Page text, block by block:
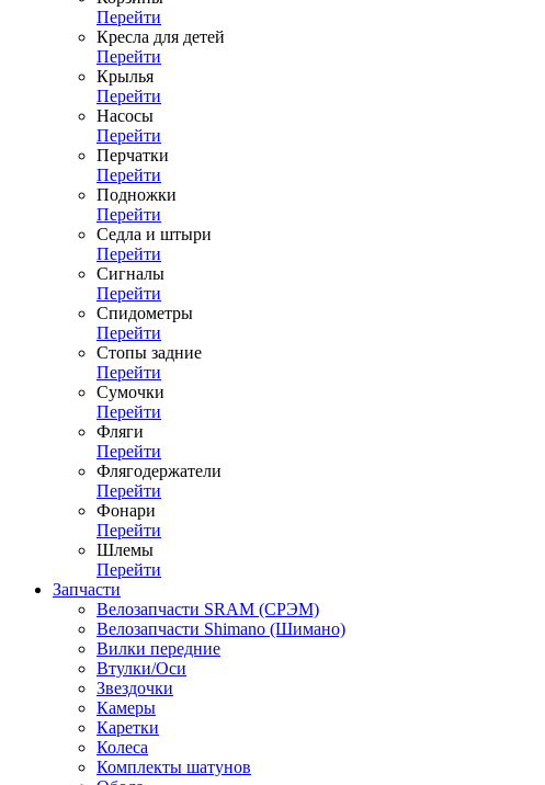
Перейти
Кресла для детей
Перейти
Крылья
Перейти
Насосы
Перейти
Перчатки
Перейти
Подножки
Перейти
Седла и штыри
Перейти
Сигналы
Перейти
Спидометры
Перейти
Стопы задние
Перейти
Сумочки
Перейти
Фляги
Перейти
Флягодержатели
Перейти
Фонари
Перейти
Шлемы
Перейти
Запчасти
Велозапчасти SRAM (СРЭМ)
Велозапчасти Shimano (Шимано)
Вилки передние
Втулки/Оси
Звездочки
Камеры
Каретки
Колеса
Комплекты шатунов